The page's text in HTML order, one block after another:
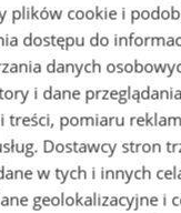
rok
plików cookie i
dostępu do
danych
i dane
treści, pomiaru
Dostawcy stron
w tych i innych
geolokalizacyjne i